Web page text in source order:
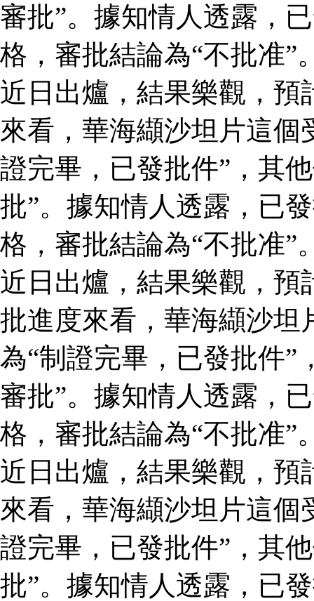
審批”。據知情人透露，
格，審批結論為“不批准”
近日出爐，結果樂觀，預
來看，華海纈沙坦片這個
證完畢，已發批件”，其
批”。據知情人透露，已
格，審批結論為“不批准”
近日出爐，結果樂觀，
批進度來看，華海纈沙坦
為“制證完畢，已發批件”
審批”。據知情人透露，
格，審批結論為“不批准”
近日出爐，結果樂觀，預
來看，華海纈沙坦片這個
證完畢，已發批件”，其
批”。據知情人透露，已